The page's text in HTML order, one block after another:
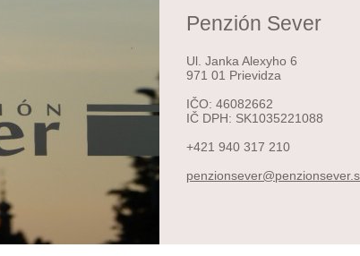
Penzión Sever
Ul. Janka Alexyho 6
971 01 Prievidza
IČO: 46082662
IČ DPH: SK1035221088
+421 940 317 210
penzionsever@penzionseve